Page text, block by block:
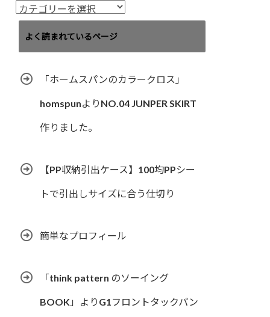
ブ
カ
テ
リ
よく読まれているページ
「ホームスパンのカラークロス」
homspunよりNO.04 JUNPER SKIRT
作りました。
【PP収納引出ケース】100均PPシー
トで引出しサイズに合う仕切り
簡単なプロフィール
「think pattern のソーイング
BOOK」よりG1フロントタックパン